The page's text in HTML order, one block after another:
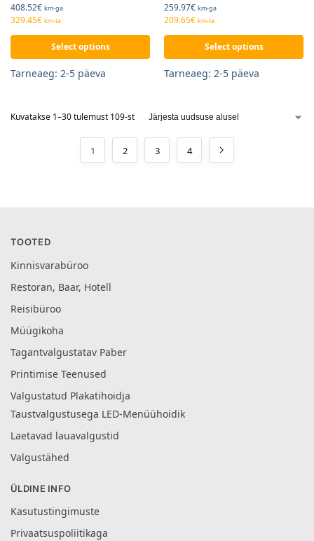
408.52€ km-ga
329.45€ km-ta
Select options
Tarneaeg: 2-5 päeva
259.97€ km-ga
209.65€ km-ta
Select options
Tarneaeg: 2-5 päeva
Kuvatakse 1–30 tulemust 109-st
1 2 3 4
TOOTED
Kinnisvarabüroo
Restoran, Baar, Hotell
Reisibüroo
Müügikoha
Tagantvalgustatav Paber
Printimise Teenused
Valgustatud Plakatihoidja
Taustvalgustusega LED-Menüühoidik
Laetavad lauavalgustid
Valgustähed
ÜLDINE INFO
Kasutustingimuste
Privaatsuspoliitikaga